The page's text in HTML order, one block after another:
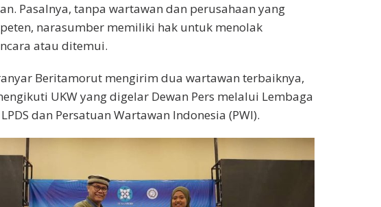
Pasalnya, tanpa wartawan dan perusahaan yang
narasumber memiliki hak untuk menolak
atau ditemui.
Beritamorut mengirim dua wartawan terbaiknya,
UKW yang digelar Dewan Pers melalui Lembaga
dan Persatuan Wartawan Indonesia (PWI).